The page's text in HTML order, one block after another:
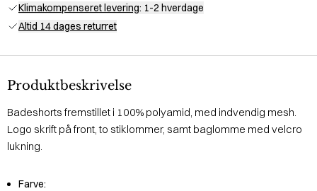
Klimakompenseret levering: 1-2 hverdage
Altid 14 dages returret
Produktbeskrivelse
Badeshorts fremstillet i 100% polyamid, med indvendig mesh.
Logo skrift på front, to stiklommer, samt baglomme med velcro
lukning.
Farve: